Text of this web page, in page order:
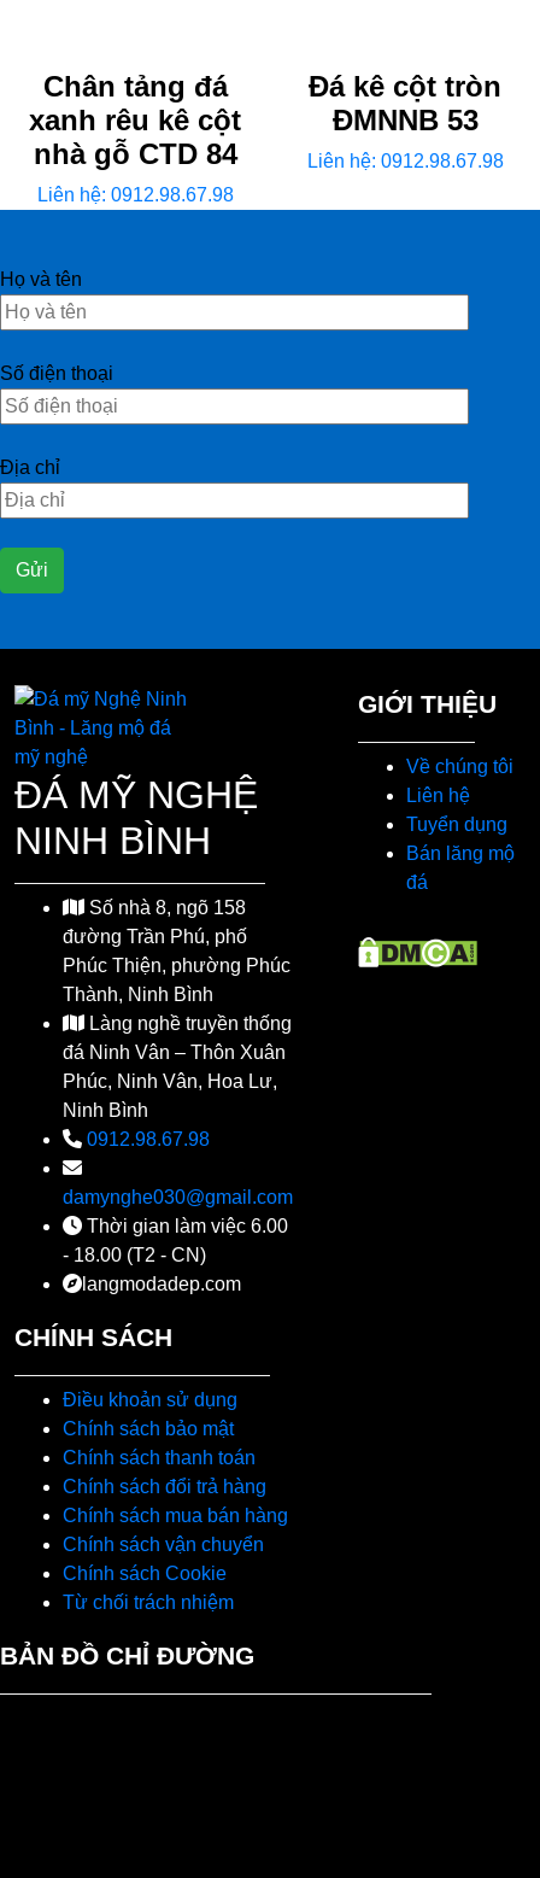
Chân tảng đá
xanh rêu kê cột
nhà gỗ CTD 84
Liên hệ: 0912.98.67.98
Đá kê cột tròn
ĐMNNB 53
Liên hệ: 0912.98.67.98
Họ và tên
Số điện thoại
Địa chỉ
ĐÁ MỸ NGHỆ
NINH BÌNH
Số nhà 8, ngõ 158
đường Trần Phú, phố
Phúc Thiện, phường Phúc
Thành, Ninh Bình
Làng nghề truyền thống
đá Ninh Vân – Thôn Xuân
Phúc, Ninh Vân, Hoa Lư,
Ninh Bình
0912.98.67.98
damynghe030@gmail.com
Thời gian làm việc 6.00
- 18.00 (T2 - CN)
langmodadep.com
GIỚI THIỆU
Về chúng tôi
Liên hệ
Tuyển dụng
Bán lăng mộ
đá
CHÍNH SÁCH
Điều khoản sử dụng
Chính sách bảo mật
Chính sách thanh toán
Chính sách đổi trả hàng
Chính sách mua bán hàng
Chính sách vận chuyển
Chính sách Cookie
Từ chối trách nhiệm
BẢN ĐỒ CHỈ ĐƯỜNG